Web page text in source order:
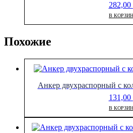
282,00
В
Похожие
Анкер двухраспорный с
131,00
В